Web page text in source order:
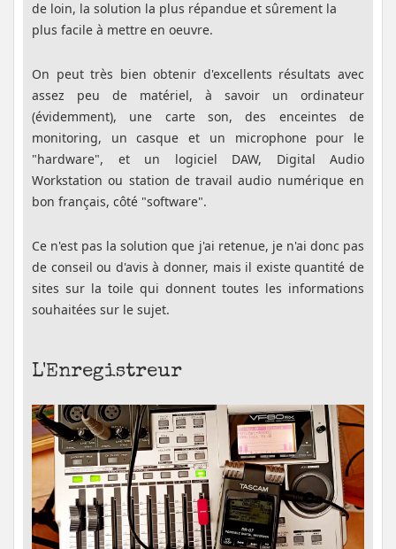
de loin, la solution la plus répandue et sûrement la
plus facile à mettre en oeuvre.
On peut très bien obtenir d'excellents résultats avec
assez peu de matériel, à savoir un ordinateur
(évidemment), une carte son, des enceintes de
monitoring, un casque et un microphone pour le
"hardware", et un logiciel DAW, Digital Audio
Workstation ou station de travail audio numérique en
bon français, côté "software".
Ce n'est pas la solution que j'ai retenue, je n'ai donc pas
de conseil ou d'avis à donner, mais il existe quantité de
sites sur la toile qui donnent toutes les informations
souhaitées sur le sujet.
L'Enregistreur